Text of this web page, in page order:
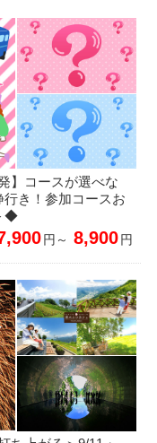
】コースが選べな
き！参加コースお
◆
円～ 8,900円